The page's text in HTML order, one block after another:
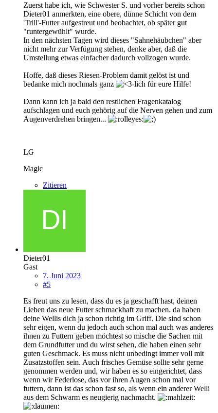
Zuerst habe ich, wie Schwester S. und vorher bereits schon
Dieter01 anmerkten, eine obere, dünne Schicht von dem
'Trill'-Futter aufgestreut und beobachtet, ob später gut
"runtergewühlt" wurde.
In den nächsten Tagen wird dieses "Sahnehäubchen" aber
nicht mehr zur Verfügung stehen, denke aber, daß die
Umstellung etwas einfacher dadurch vollzogen wurde.
Hoffe, daß dieses Riesen-Problem damit gelöst ist und
bedanke mich nochmals ganz
-lich für eure Hilfe!
Dann kann ich ja bald den restlichen Fragenkatalog
aufschlagen und euch gehörig auf die Nerven gehen und zum
Augenverdrehen bringen...
LG
Magic
Zitieren
Dieter01
Gast
7. Juni 2023
#5
Es freut uns zu lesen, dass du es ja geschafft hast, deinen
Lieben das neue Futter schmackhaft zu machen. da haben
deine Wellis dich ja schon richtig im Griff. Die sind schon
sehr eigen, wenn du jedoch auch schon mal auch was anderes
ihnen zu Futtern geben möchtest so mische die Sachen mit
dem Grundfutter und du wirst sehen, die haben einen sehr
guten Geschmack. Es muss nicht unbedingt immer voll mit
Zusatzstoffen sein. Auch frisches Gemüse sollte sehr gerne
genommen werden und, wir haben es so eingerichtet, dass
wenn wir Federlose, das vor ihren Augen schon mal vor
futtern, dann ist das schon fast so, als wenn ein anderer Welli
aus dem Schwarm es neugierig nachmacht.